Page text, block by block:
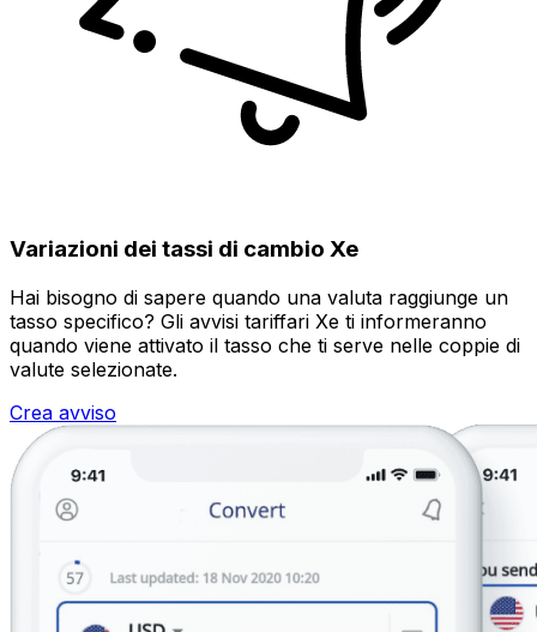
Variazioni dei tassi di cambio Xe
Hai bisogno di sapere quando una valuta raggiunge un
tasso specifico? Gli avvisi tariffari Xe ti informeranno
quando viene attivato il tasso che ti serve nelle coppie di
valute selezionate.
Crea avviso